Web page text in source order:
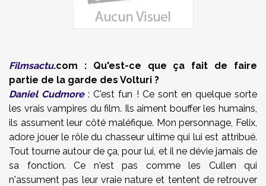
Filmsactu.com : Qu'est-ce que ça fait de faire
partie de la garde des Volturi ?
Daniel Cudmore: C'est fun ! Ce sont en quelque sorte
les vrais vampires du film. Ils aiment bouffer les humains,
ils assument leur côté maléfique. Mon personnage, Felix,
adore jouer le rôle du chasseur ultime qui lui est attribué.
Tout tourne autour de ça, pour lui, et il ne dévie jamais de
sa fonction. Ce n'est pas comme les Cullen qui
n'assument pas leur vraie nature et tentent de retrouver